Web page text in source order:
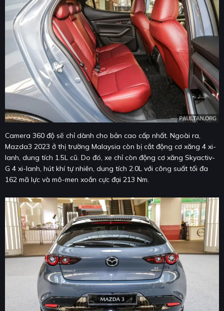
Camera 360 độ sẽ chỉ dành cho bản cao cấp nhất. Ngoài ra,
Mazda3 2023 ở thị trường Malaysia còn bị cắt động cơ xăng 4 xi-
lanh, dung tích 1.5L cũ. Do đó, xe chỉ còn động cơ xăng Skyactiv-
G 4 xi-lanh, hút khí tự nhiên, dung tích 2.0L với công suất tối đa
162 mã lực và mô-men xoắn cực đại 213 Nm.